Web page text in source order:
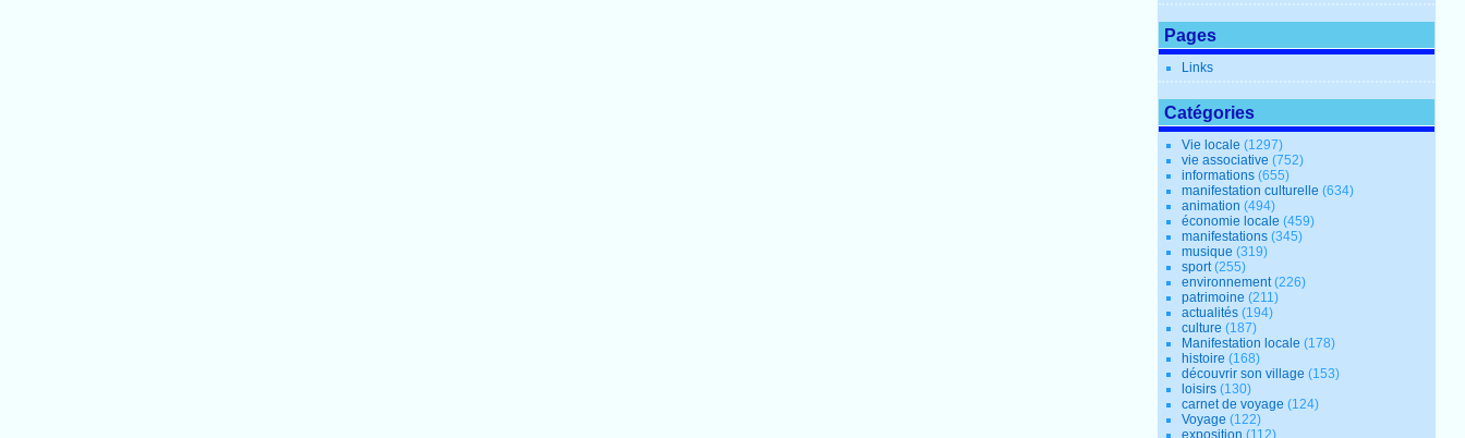
Pages
Links
Catégories
Vie locale (1297)
vie associative (752)
informations (655)
manifestation culturelle (634)
animation (494)
économie locale (459)
manifestations (345)
musique (319)
sport(255)
environnement(226)
patrimoine (211)
actualités (194)
culture (187)
Manifestation locale (178)
histoire (168)
découvrir son village (153)
loisirs (130)
carnet de voyage (124)
Voyage (122)